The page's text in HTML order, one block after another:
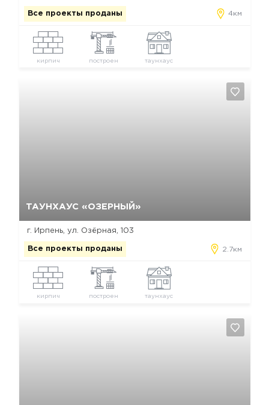
Все проекты проданы 4км
кирпич построен таунхаус
ТАУНХАУС «ОЗЕРНЫЙ»
г. Ирпень, ул. Озёрная, 103
Все проекты проданы 2.7км
кирпич построен таунхаус